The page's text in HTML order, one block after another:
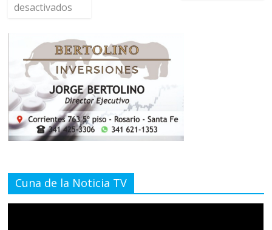
desactivados
Cuna de la Noticia TV